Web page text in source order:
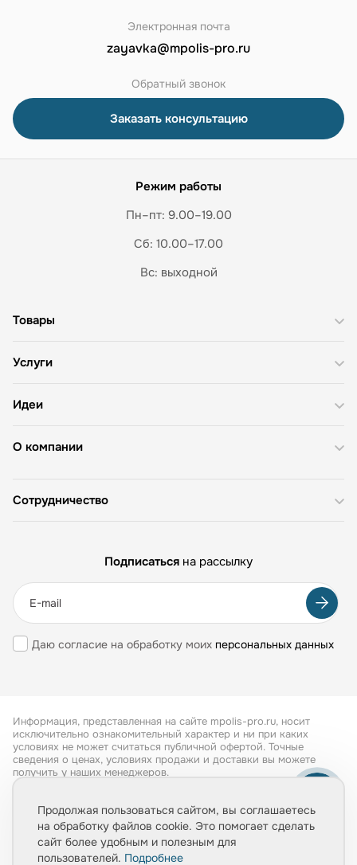
Электронная почта
zayavka@mpolis-pro.ru
Обратный звонок
Заказать консультацию
Режим работы
Пн–пт: 9.00–19.00
Сб: 10.00–17.00
Вс: выходной
О компании
Товары
Услуги
Идеи
Сотрудничество
Подписаться на рассылку
Даю согласие на обработку моих персональных данных
Информация, представленная на сайте mpolis-pro.ru, носит
исключительно ознакомительный характер и ни при каких
условиях не может считаться публичной офертой. Точные
сведения о ценах, условиях продажи и доставки вы можете
получить у наших менеджеров.
Обработка персональных данных
Политика конфиденциальности
Продолжая пользоваться сайтом, вы соглашаетесь
на обработку файлов cookie. Это помогает сделать
сайт более удобным и полезным для
пользователей. Подробнее